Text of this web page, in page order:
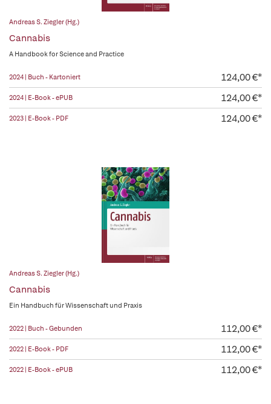
Andreas S. Ziegler (Hg.)
Cannabis
A Handbook for Science and Practice
2024 | Buch - Kartoniert 124,00 €*
2024 | E-Book - ePUB 124,00 €*
2023 | E-Book - PDF 124,00 €*
Andreas S. Ziegler (Hg.)
Cannabis
Ein Handbuch für Wissenschaft und Praxis
2022 | Buch - Gebunden 112,00 €*
2022 | E-Book - PDF 112,00 €*
2022 | E-Book - ePUB 112,00 €*